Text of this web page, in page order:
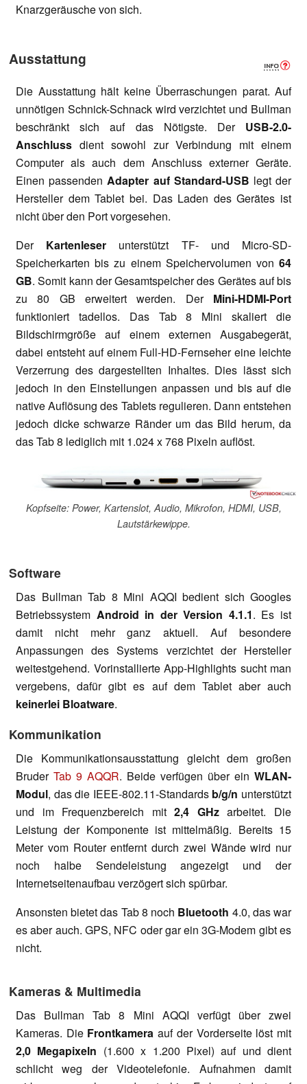
Knarzgeräusche von sich.
Ausstattung
Die Ausstattung hält keine Überraschungen parat. Auf
unnötigen Schnick-Schnack wird verzichtet und Bullman
beschränkt sich auf das Nötigste. Der USB-2.0-
Anschluss dient sowohl zur Verbindung mit einem
Computer als auch dem Anschluss externer Geräte.
Einen passendenAdapter auf Standard-USB legt der
Hersteller dem Tablet bei. Das Laden des Gerätes ist
nicht über den Port vorgesehen.
Der Kartenleser unterstützt TF- und Micro-SD-
Speicherkarten bis zu einem Speichervolumen von 64
GB. Somit kann der Gesamtspeicher des Gerätes auf bis
zu 80 GB erweitert werden. DerMini-HDMI-Port
funktioniert tadellos. Das Tab 8 Mini skaliert die
Bildschirmgröße auf einem externen Ausgabegerät,
dabei entsteht auf einem Full-HD-Fernseher eine leichte
Verzerrung des dargestellten Inhaltes. Dies lässt sich
jedoch in den Einstellungen anpassen und bis auf die
native Auflösung des Tablets regulieren. Dann entstehen
jedoch dicke schwarze Ränder um das Bild herum, da
das Tab 8 lediglich mit 1.024 x 768 Pixeln auflöst.
Kopfseite: Power, Kartenslot, Audio, Mikrofon, HDMI, USB,
Lautstärkewippe.
Software
Das Bullman Tab 8 Mini AQQI bedient sich Googles
Betriebssystem Android in der Version 4.1.1. Es ist
damit nicht mehr ganz aktuell. Auf besondere
Anpassungen des Systems verzichtet der Hersteller
weitestgehend. Vorinstallierte App-Highlights sucht man
vergebens, dafür gibt es auf dem Tablet aber auch
keinerlei Bloatware.
Kommunikation
Die Kommunikationsausstattung gleicht dem großen
Bruder Tab 9 AQQR. Beide verfügen über ein WLAN-
Modul, das die IEEE-802.11-Standards b/g/n unterstützt
und im Frequenzbereich mit2,4 GHzarbeitet. Die
Leistung der Komponente ist mittelmäßig. Bereits 15
Meter vom Router entfernt durch zwei Wände wird nur
noch halbe Sendeleistung angezeigt und der
Internetseitenaufbau verzögert sich spürbar.
Ansonsten bietet das Tab 8 noch Bluetooth 4.0, das war
es aber auch. GPS, NFC oder gar ein 3G-Modem gibt es
nicht.
Kameras & Multimedia
Das Bullman Tab 8 Mini AQQI verfügt über zwei
Kameras. Die Frontkameraauf der Vorderseite löst mit
2,0 Megapixeln (1.600 x 1.200 Pixel) auf und dient
schlicht weg der Videotelefonie. Aufnahmen damit